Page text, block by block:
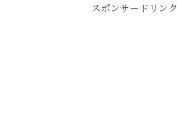
スポンサードリンク